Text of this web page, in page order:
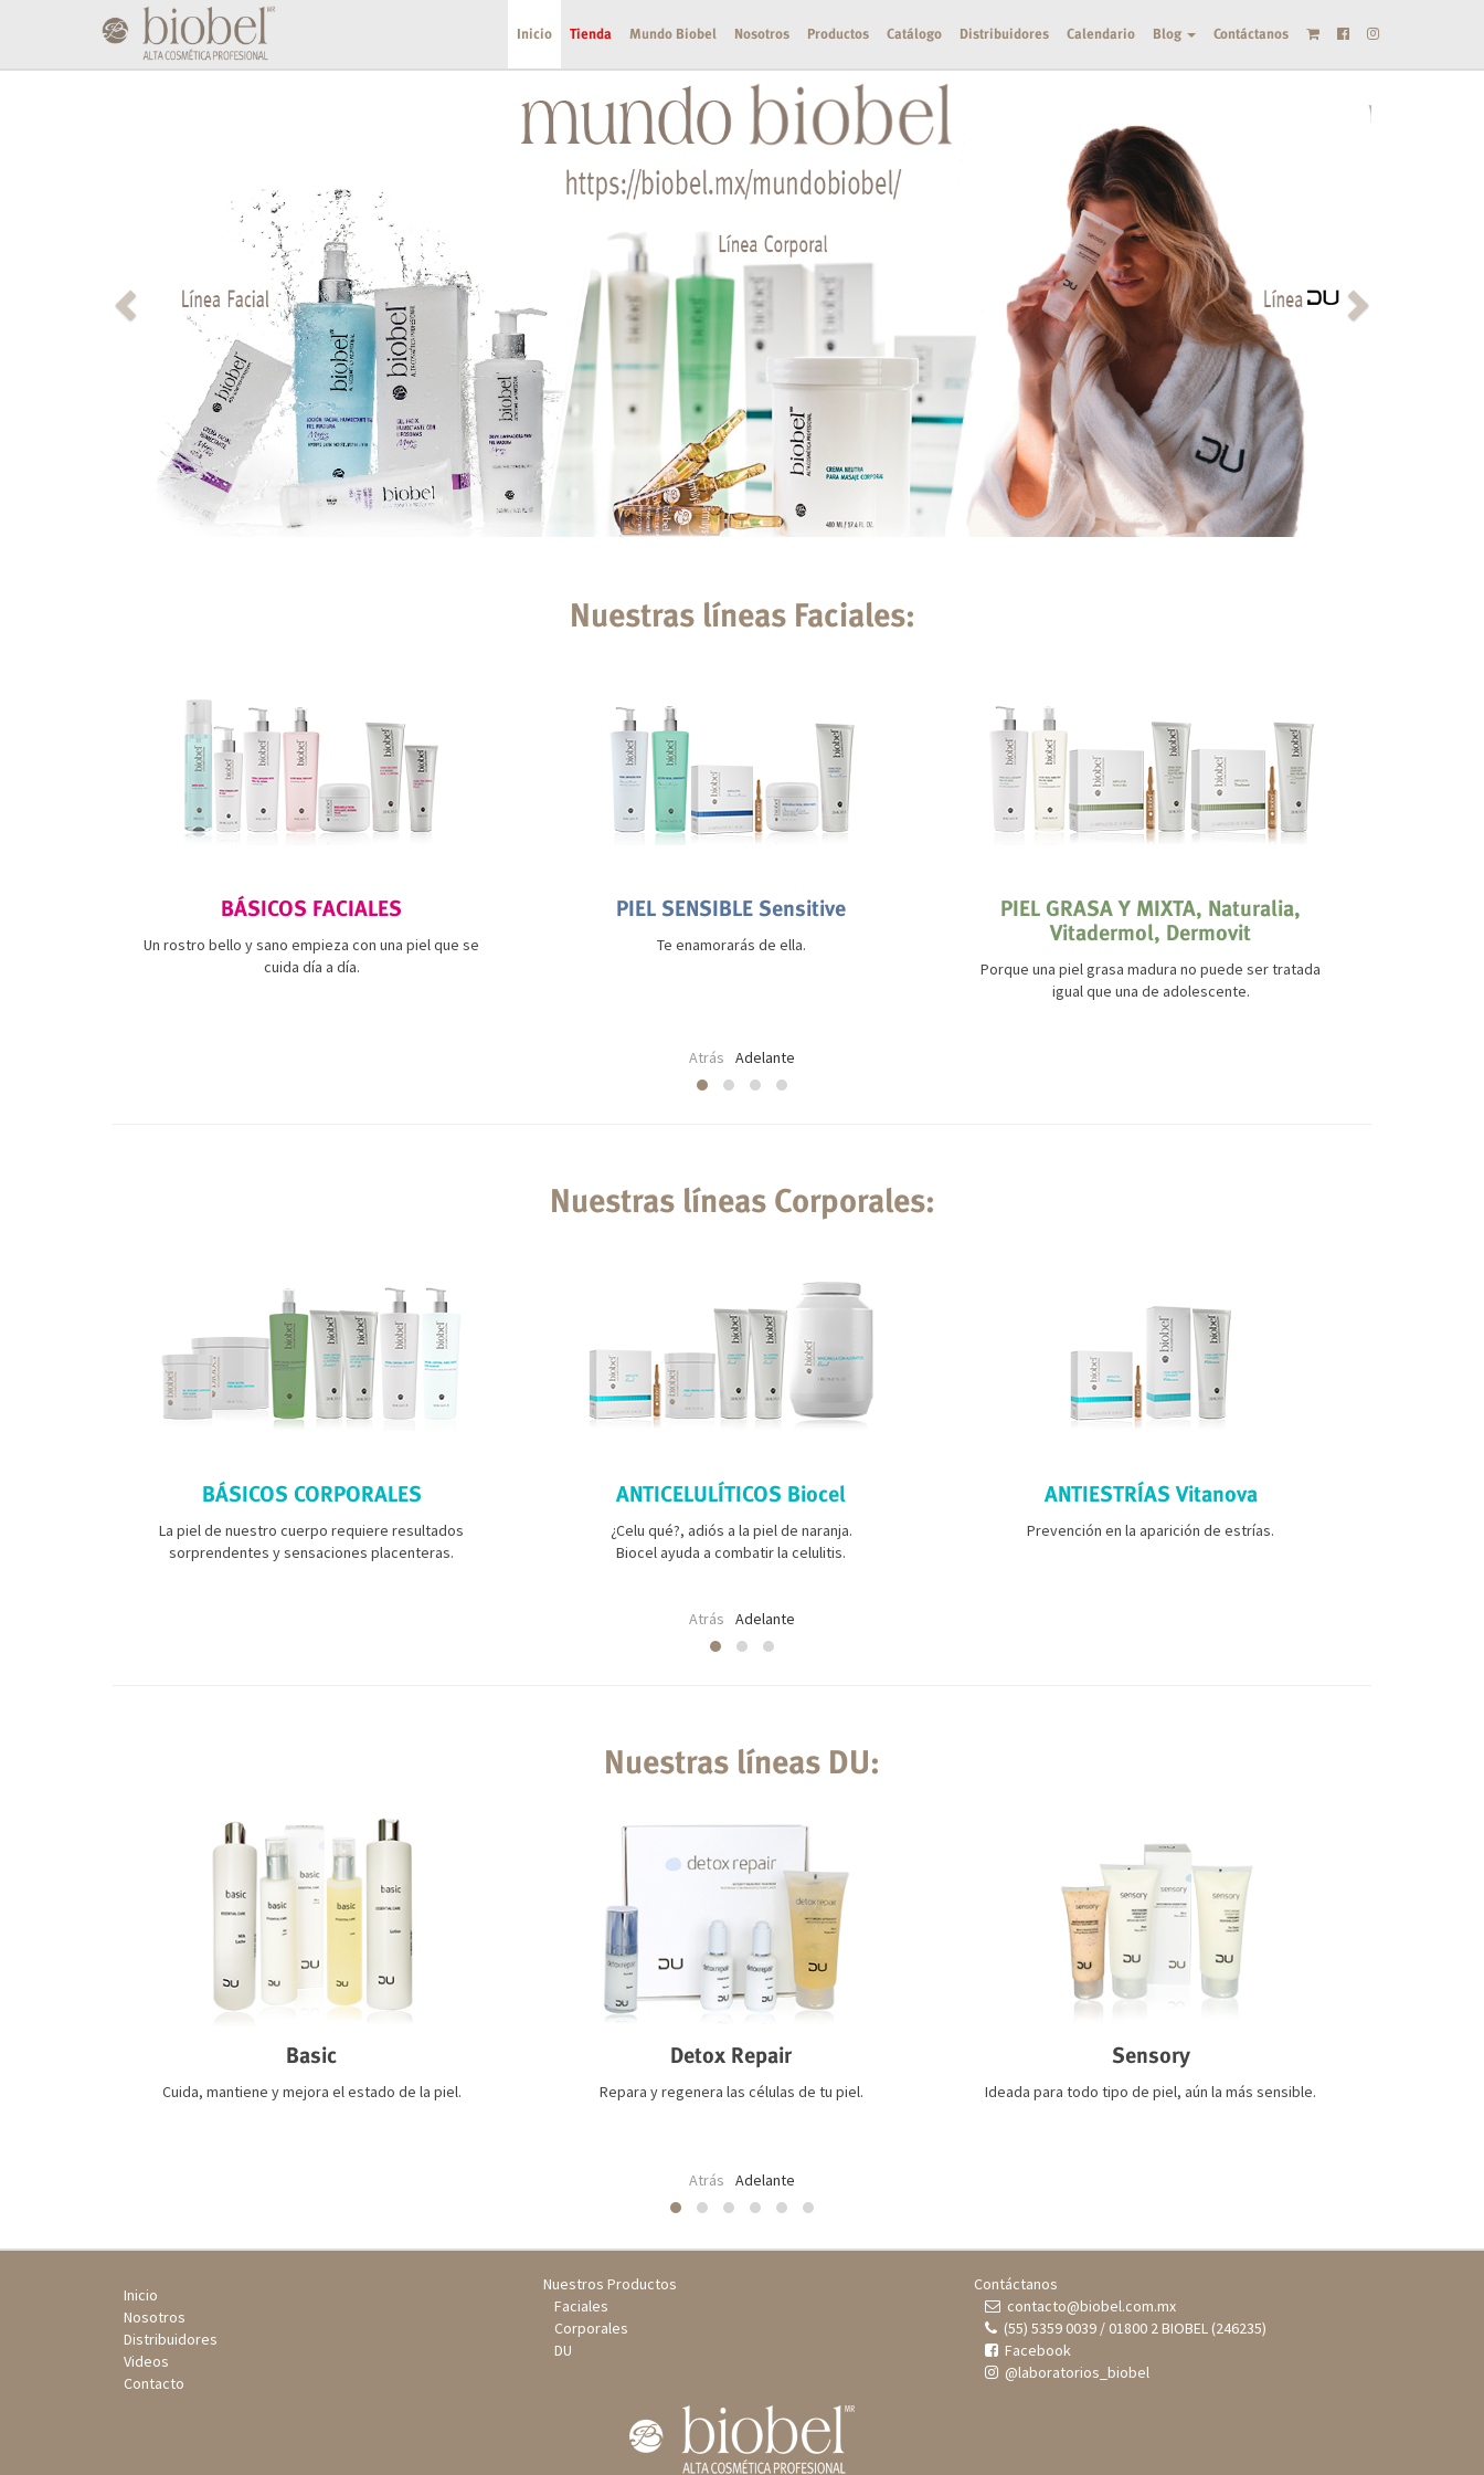
Inicio Tienda Mundo Biobel Nosotros Productos Catálogo Distribuidores Calendario Blog Contáctanos
Nuestras líneas Faciales:
BÁSICOS FACIALES
Un rostro bello y sano empieza con una piel que se
cuida día a día.
PIEL SENSIBLE Sensitive
Te enamorarás de ella.
PIEL GRASA Y MIXTA, Naturalia,
Vitadermol, Dermovit
Porque una piel grasa madura no puede ser tratada
igual que una de adolescente.
Atrás Adelante
Nuestras líneas Corporales:
BÁSICOS CORPORALES
La piel de nuestro cuerpo requiere resultados
sorprendentes y sensaciones placenteras.
ANTICELULÍTICOS Biocel
¿Celu qué?, adiós a la piel de naranja.
Biocel ayuda a combatir la celulitis.
ANTIESTRÍAS Vitanova
Prevención en la aparición de estrías.
Atrás Adelante
Nuestras líneas DU:
Basic
Cuida, mantiene y mejora el estado de la piel.
Detox Repair
Repara y regenera las células de tu piel.
Sensory
Ideada para todo tipo de piel, aún la más sensible.
Atrás Adelante
Inicio
Nosotros
Distribuidores
Videos
Contacto
Nuestros Productos
Faciales
Corporales
DU
Contáctanos
contacto@biobel.com.mx
(55) 5359 0039 / 01800 2 BIOBEL (246235)
Facebook
@laboratorios_biobel